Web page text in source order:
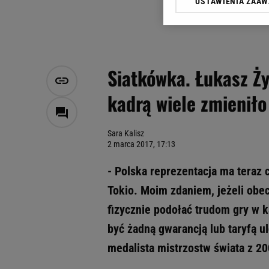
Siatkówka. Łukasz
kadrą wiele
Sara Kalisz
2 marca 2017, 17:13
- Polska reprezentacja ma teraz
Tokio. Moim zdaniem, jeżeli
fizycznie podołać trudom gry w
być żadną gwarancją lub taryfą
medalista mistrzostw świata z
Klikając „Akceptuję”
Zaufanych Partnerów i
My, nasi Zaufani
Użycie dokładnych
Przechowywanie
badnie odbiorców i